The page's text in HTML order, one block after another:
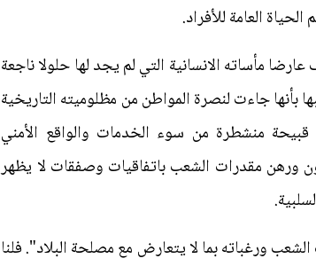
العامة للأفراد.
مأساته الانسانية التي لم يجد لها حلولا ناجعة
بأنها جاءت لنصرة المواطن من مظلوميته التاريخية
منشطرة من سوء الخدمات والواقع الأمني
ورهن مقدرات الشعب باتفاقيات وصفقات لا يظهر
ورغباته بما لا يتعارض مع مصلحة البلاد". فلنا